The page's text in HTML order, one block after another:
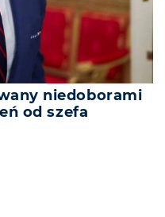
niedoborami
od szefa